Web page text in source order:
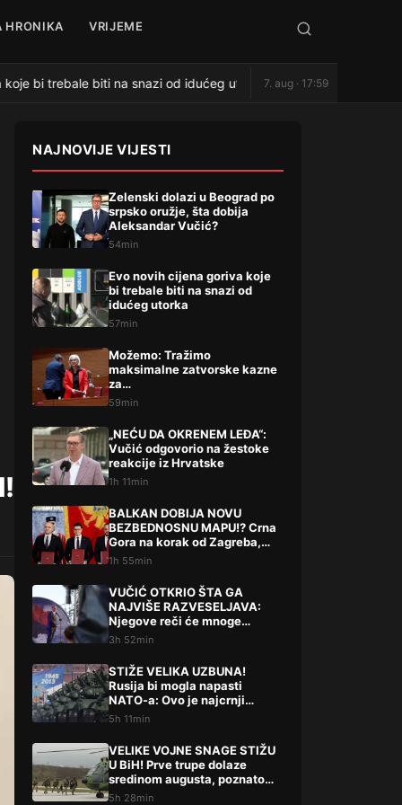
HRONIKA VRIJEME
bi trebale biti na snazi od idućeg utorka ● Možemo:
7. aug · 17:59
NAJNOVIJE VIJESTI
Zelenski dolazi u Beograd po
srpsko oružje, šta dobija
Aleksandar Vučić?
54min
Evo novih cijena goriva koje
bi trebale biti na snazi od
idućeg utorka
57min
Možemo: Tražimo
maksimalne zatvorske kazne
za…
59min
„NEĆU DA OKRENEM LEĐA“:
Vučić odgovorio na žestoke
reakcije iz Hrvatske
1h 11min
BALKAN DOBIJA NOVU
BEZBEDNOSNU MAPU!? Crna
Gora na korak od Zagreba,
Tirane i Prištine – detalji koji
1h 55min
VUČIĆ OTKRIO ŠTA GA
NAJVIŠE RAZVESELJAVA:
Njegove reči će mnoge
iznenaditi!
3h 52min
STIŽE VELIKA UZBUNA!
Rusija bi mogla napasti
NATO-a: Ovo je najcrnji
scenarij
5h 11min
VELIKE VOJNE SNAGE STIŽU
U BiH! Prve trupe dolaze
sredinom augusta, poznato
šta slijedi
5h 28min